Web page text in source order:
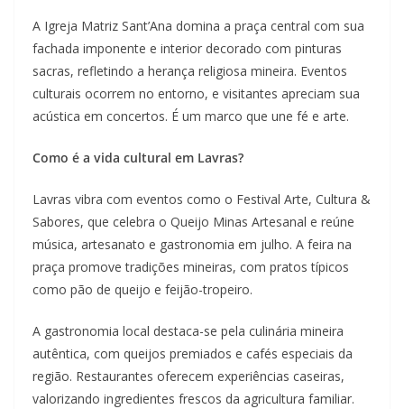
A Igreja Matriz Sant’Ana domina a praça central com sua
fachada imponente e interior decorado com pinturas
sacras, refletindo a herança religiosa mineira. Eventos
culturais ocorrem no entorno, e visitantes apreciam sua
acústica em concertos. É um marco que une fé e arte.
Como é a vida cultural em Lavras?
Lavras vibra com eventos como o Festival Arte, Cultura &
Sabores, que celebra o Queijo Minas Artesanal e reúne
música, artesanato e gastronomia em julho. A feira na
praça promove tradições mineiras, com pratos típicos
como pão de queijo e feijão-tropeiro.
A gastronomia local destaca-se pela culinária mineira
autêntica, com queijos premiados e cafés especiais da
região. Restaurantes oferecem experiências caseiras,
valorizando ingredientes frescos da agricultura familiar.